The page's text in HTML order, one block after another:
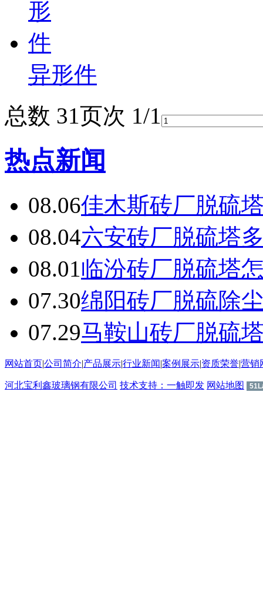
异形件
总数 31页次 1/1
热点新闻
08.06佳木斯砖厂脱硫
08.04六安砖厂脱硫塔
08.01 临汾砖厂脱硫塔
07.30绵阳砖厂脱硫除
07.29马鞍山砖厂脱硫
网站首页|公司简介|产品展示|行业新闻|案例展示|资质荣誉|营销
河北宝利鑫玻璃钢有限公司 技术支持：一触即发 网站地图